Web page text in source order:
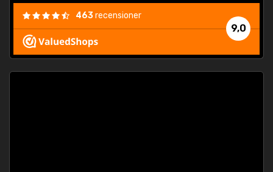
9,0
463recensioner